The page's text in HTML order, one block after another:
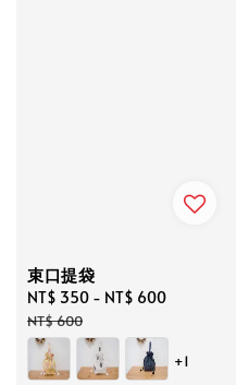
束口提袋
Sale
price
NT$ 350 - NT$ 600
NT$ 600
+1